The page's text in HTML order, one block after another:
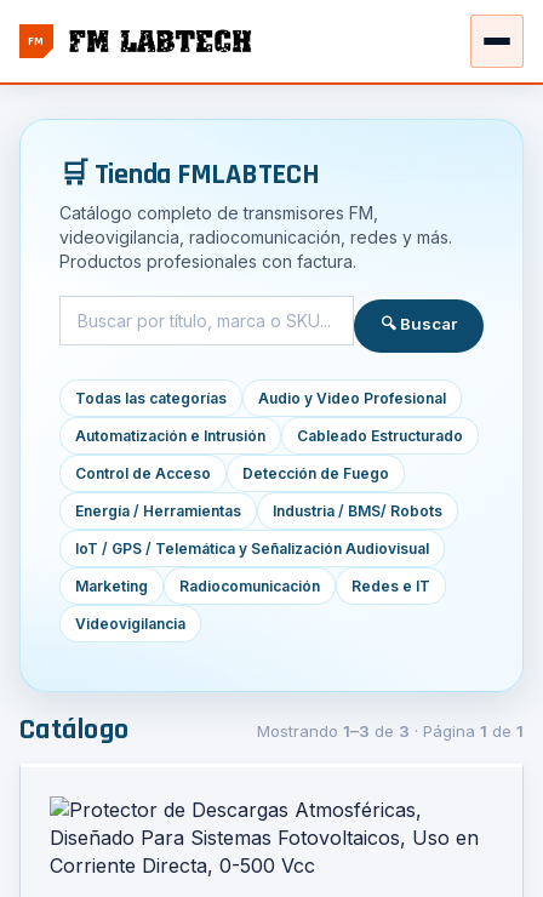
FM
🛒 Tienda FMLABTECH
Catálogo completo de transmisores FM,
videovigilancia, radiocomunicación, redes y más.
Productos profesionales con factura.
🔍 Buscar
Todas las categorías Audio y Video Profesional
Automatización e Intrusión Cableado Estructurado
Control de Acceso Detección de Fuego
Energía / Herramientas Industria / BMS/ Robots
IoT / GPS / Telemática y Señalización Audiovisual
Marketing Radiocomunicación Redes e IT
Videovigilancia
Catálogo Mostrando 1–3 de 3 · Página 1 de 1